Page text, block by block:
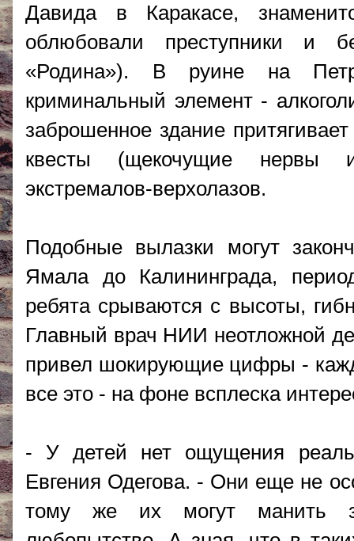
Давида в Каракасе,
облюбовали преступники и
«Родина»). В руине на
криминальный элемент -
заброшенное здание
квесты (щекочущие нервы
экстремалов-верхолазов.
Подобные вылазки могут
Ямала до Калининграда,
ребята срываются с высоты,
Главный врач НИИ неотложной
привел шокирующие цифры -
все это - на фоне всплеска
- У детей нет ощущения
Евгения Одегова. - Они еще не
тому же их могут манить